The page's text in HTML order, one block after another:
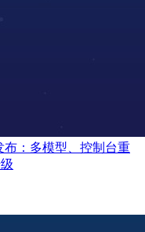
布：多模型、控制台重